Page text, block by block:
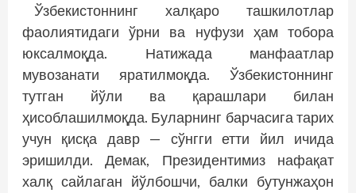
Ўзбекистоннинг халқаро ташкилотлар
фаолиятидаги ўрни ва нуфузи ҳам тобора
юксалмоқда. Натижада манфаатлар
мувозанати яратилмоқда. Ўзбекистоннинг
тутган йўли ва қарашлари билан
ҳисоблашилмоқда. Буларнинг барчасига тарих
учун қисқа давр — сўнгги етти йил ичида
эришилди. Демак, Президентимиз нафақат
халқ сайлаган йўлбошчи, балки бутунжаҳон